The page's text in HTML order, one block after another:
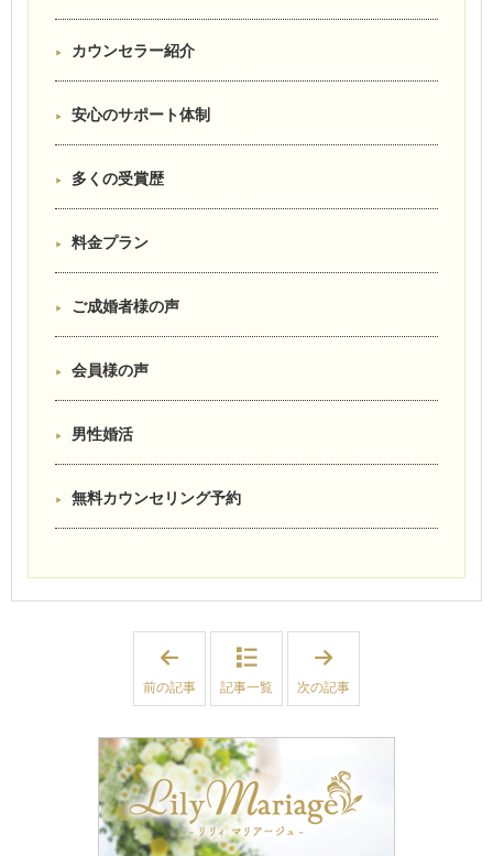
カウンセラー紹介
安心のサポート体制
多くの受賞歴
料金プラン
ご成婚者様の声
会員様の声
男性婚活
無料カウンセリング予約
短
活
】
本
を
出
版
し
前の記事 記事一覧
・
形
会
次の記事